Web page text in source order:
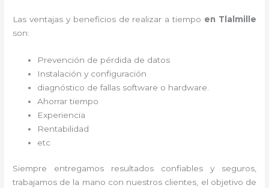
Las ventajas y beneficios de realizar a tiempo en Tlalmille
son:
Prevención de pérdida de datos
Instalación y configuración
diagnóstico de fallas software o hardware
Ahorrar tiempo
Experiencia
Rentabilidad
etc
Siempre entregamos resultados confiables y seguros,
trabajamos de la mano con nuestros clientes, el objetivo de